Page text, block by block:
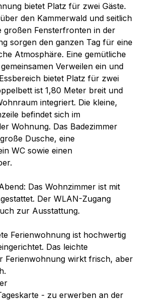
bietet Platz für zwei Gäste.
den Kammerwald und seitlich
großen Fensterfronten in der
sorgen den ganzen Tag für eine
Atmosphäre. Eine gemütliche
Verweilen ein und
bietet Platz für zwei
ist 1,80 Meter breit und
integriert. Die kleine,
befindet sich im
Wohnung. Das Badezimmer
Dusche, eine
WC sowie einen
Das Wohnzimmer ist mit
Der WLAN-Zugang
zur Ausstattung.
Ferienwohnung ist hochwertig
Das leichte
Ferienwohnung wirkt frisch, aber
- zu erwerben an der